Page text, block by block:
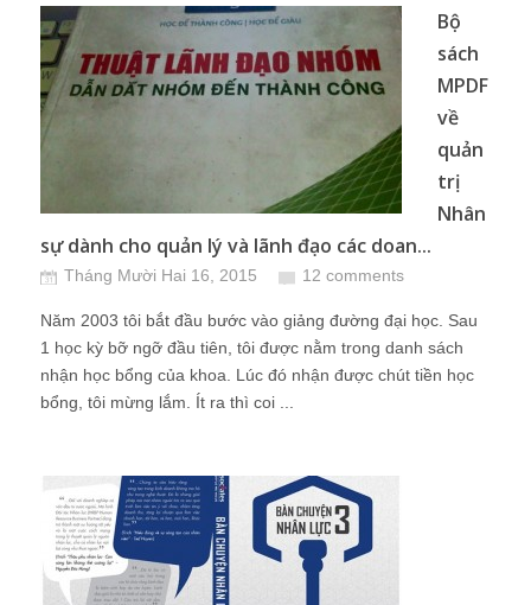
Bộ
sách
MPDF
về
quản
trị
Nhân
sự dành cho quản lý và lãnh đạo các doan...
Tháng Mười Hai 16, 2015 12 comments
Năm 2003 tôi bắt đầu bước vào giảng đường đại học. Sau
1 học kỳ bỡ ngỡ đầu tiên, tôi được nằm trong danh sách
nhận học bổng của khoa. Lúc đó nhận được chút tiền học
bổng, tôi mừng lắm. Ít ra thì coi ...